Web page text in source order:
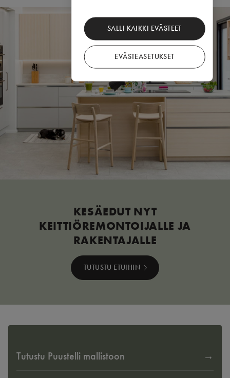
SALLI KAIKKI EVÄSTEET
EVÄSTEASETUKSET
KESÄEDUT NYT
KEITTIÖREMONTOIJALLE JA
RAKENTAJALLE
TUTUSTU ETUIHIN
Tutustu Puustelli mallistoon